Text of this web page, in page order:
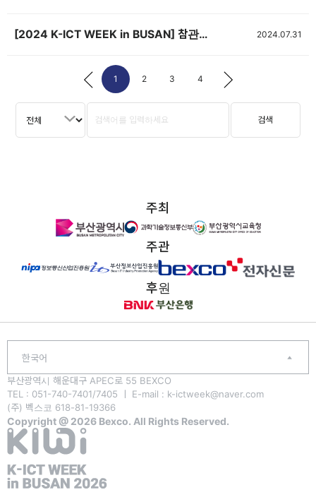
[2024 K-ICT WEEK in BUSAN] 참관객 사전등록 이벤트 2024.07.31
1 2 3 4
주최
주관
후원
부산광역시 해운대구 APEC로 55 BEXCO
TEL : 051-740-7401/7405 ㅣ E-mail : k-ictweek@naver.com
(주) 벡스코 618-81-19366
Copyright @ 2026 Bexco. All Rights Reserved.
한국어